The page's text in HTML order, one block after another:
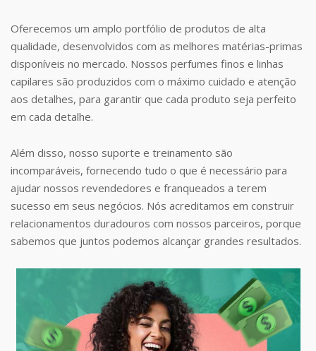
Oferecemos um amplo portfólio de produtos de alta
qualidade, desenvolvidos com as melhores matérias-primas
disponíveis no mercado. Nossos perfumes finos e linhas
capilares são produzidos com o máximo cuidado e atenção
aos detalhes, para garantir que cada produto seja perfeito
em cada detalhe.
Além disso, nosso suporte e treinamento são
incomparáveis, fornecendo tudo o que é necessário para
ajudar nossos revendedores e franqueados a terem
sucesso em seus negócios. Nós acreditamos em construir
relacionamentos duradouros com nossos parceiros, porque
sabemos que juntos podemos alcançar grandes resultados.